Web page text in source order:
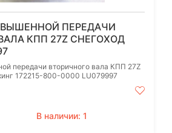
ПЕРЕДАЧИ
КПП 27Z СНЕГОХОД
передачи вторичного вала КПП 27Z
172215-800-0000 LU079997
В наличии: 1